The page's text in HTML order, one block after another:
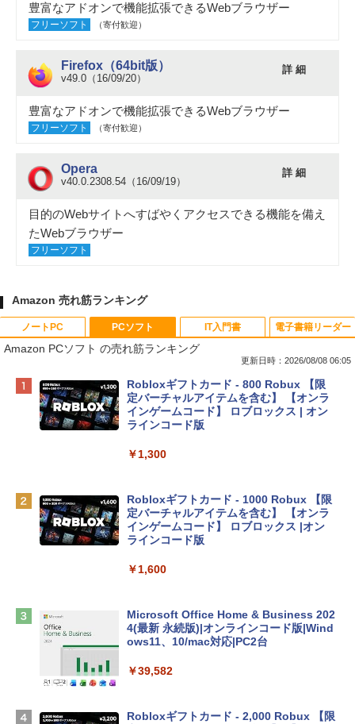
豊富なアドオンで機能拡張できるWebブラウザー
フリーソフト （寄付歓迎）
Firefox（64bit版）
v49.0（16/09/20）
詳 細
豊富なアドオンで機能拡張できるWebブラウザー
フリーソフト （寄付歓迎）
Opera
v40.0.2308.54（16/09/19）
詳 細
目的のWebサイトへすばやくアクセスできる機能を備え
たWebブラウザー
フリーソフト
Amazon 売れ筋ランキング
ノートPC
Apple 2026 MacBook Neo A18 Proチッ
プ搭載13インチノートブック：AIとAppl
e Intelligence、Liquid Retinaディスプ
レイ、8GBメモリ、512GB SSD、1080p
ィゴ + 3年延長 AppleCare+ for 13インチ
￥162,598
tomtoc 360°保護 15.6 16インチ パソコ
book Lenovo対応
Apple 2026 MacBook Air M5チップ搭載
igence、13.6インチLiquid Retinaディ
ームカメラ、日本語キーボード、Touch I
PCソフト
Amazon PCソフト の売れ筋ランキング
更新日時：2026/08/08 06:05
Robloxギフトカード - 800 Robux 【限
定バーチャルアイテムを含む】 【オンラ
インゲームコード】 ロブロックス | オン
ラインコード版
￥1,300
Robloxギフトカード - 1000 Robux 【限
定バーチャルアイテムを含む】 【オンラ
インゲームコード】 ロブロックス |オン
ラインコード版
￥1,600
Microsoft Office Home & Business 202
4(最新 永続版)|オンラインコード版|Wind
ows11、10/mac対応|PC2台
￥39,582
Robloxギフトカード - 2,000 Robux 【限
IT入門書 電子書籍リーダー